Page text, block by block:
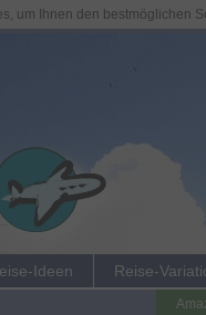
Ideen Reise-
um Ihnen den bestmöglichen